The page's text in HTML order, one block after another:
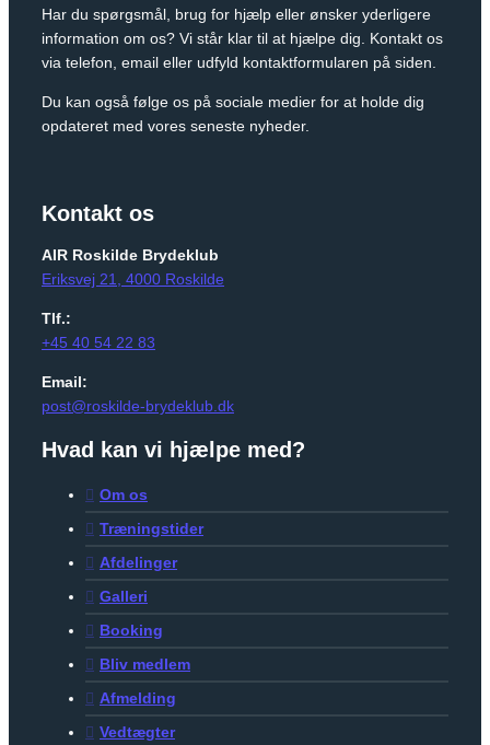
Har du spørgsmål, brug for hjælp eller ønsker yderligere
information om os? Vi står klar til at hjælpe dig. Kontakt os
via telefon, email eller udfyld kontaktformularen på siden.
Du kan også følge os på sociale medier for at holde dig
opdateret med vores seneste nyheder.
Kontakt os
AIR Roskilde Brydeklub
Eriksvej 21, 4000 Roskilde
Tlf.:
+45 40 54 22 83
Email:
post@roskilde-brydeklub.dk
Hvad kan vi hjælpe med?
Om os
Træningstider
Afdelinger
Galleri
Booking
Bliv medlem
Afmelding
Vedtægter